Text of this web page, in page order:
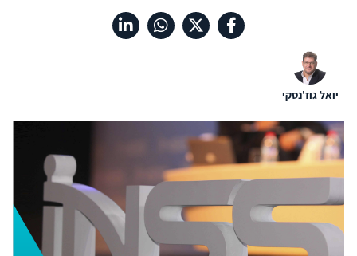
יואל גוז'נסקי